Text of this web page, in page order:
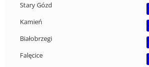
Stary Gózd
Kamień
Białobrzegi
Falęcice